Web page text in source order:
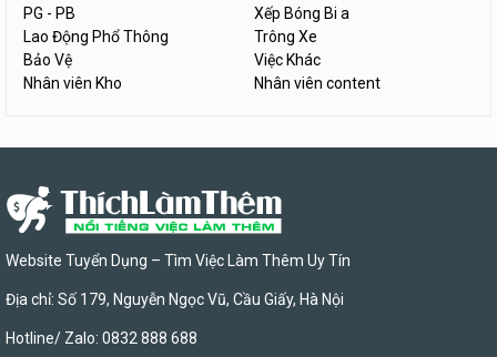
PG - PB
Xếp Bóng Bi a
Lao Động Phổ Thông
Trông Xe
Bảo Vệ
Việc Khác
Nhân viên Kho
Nhân viên content
Website Tuyển Dụng – Tìm Việc Làm Thêm Uy Tín
Địa chỉ: Số 179, Nguyễn Ngọc Vũ, Cầu Giấy, Hà Nội
Hotline/ Zalo: 0832 888 688